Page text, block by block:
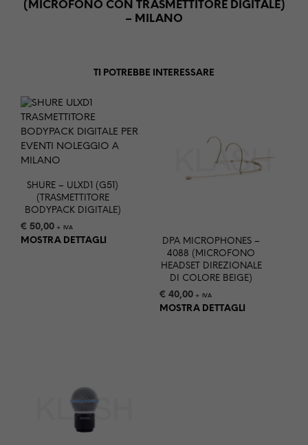
(MICROFONO CON TRASMETTITORE DIGITALE)
– MILANO
TI POTREBBE INTERESSARE
SHURE – ULXD1 (G51)
(TRASMETTITORE
BODYPACK DIGITALE)
€ 50,00 + IVA
MOSTRA DETTAGLI
DPA MICROPHONES –
4088 (MICROFONO
HEADSET DIREZIONALE
DI COLORE BEIGE)
€ 40,00 + IVA
MOSTRA DETTAGLI